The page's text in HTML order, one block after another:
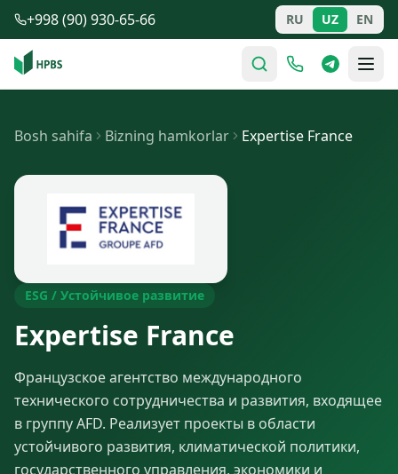
Tarkibga o'tish
+998 (90) 930-65-66 RU UZ EN
Bosh sahifa Bizning hamkorlar Expertise France
ESG / Устойчивое развитие
Expertise France
Французское агентство международного
технического сотрудничества и развития, входящее
в группу AFD. Реализует проекты в области
устойчивого развития, климатической политики,
государственного управления, экономики и